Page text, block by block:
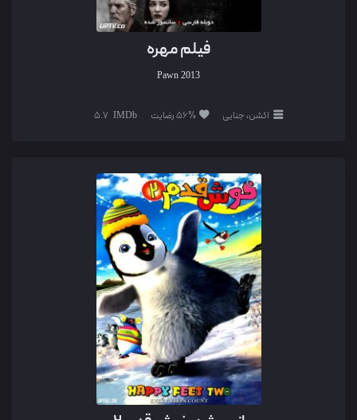
فیلم مهره
Pawn 2013
اکشن، جنایی 56% رضایت